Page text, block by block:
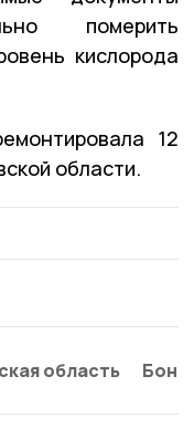
померить
кислорода
12
области.
область